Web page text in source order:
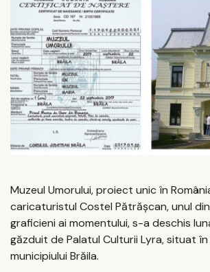
Muzeul Umorului, proiect unic în
caricaturistul Costel Pătrăşcan, unul
graficieni ai momentului, s-a deschis
găzduit de Palatul Culturii Lyra, situat
municipiului Brăila.